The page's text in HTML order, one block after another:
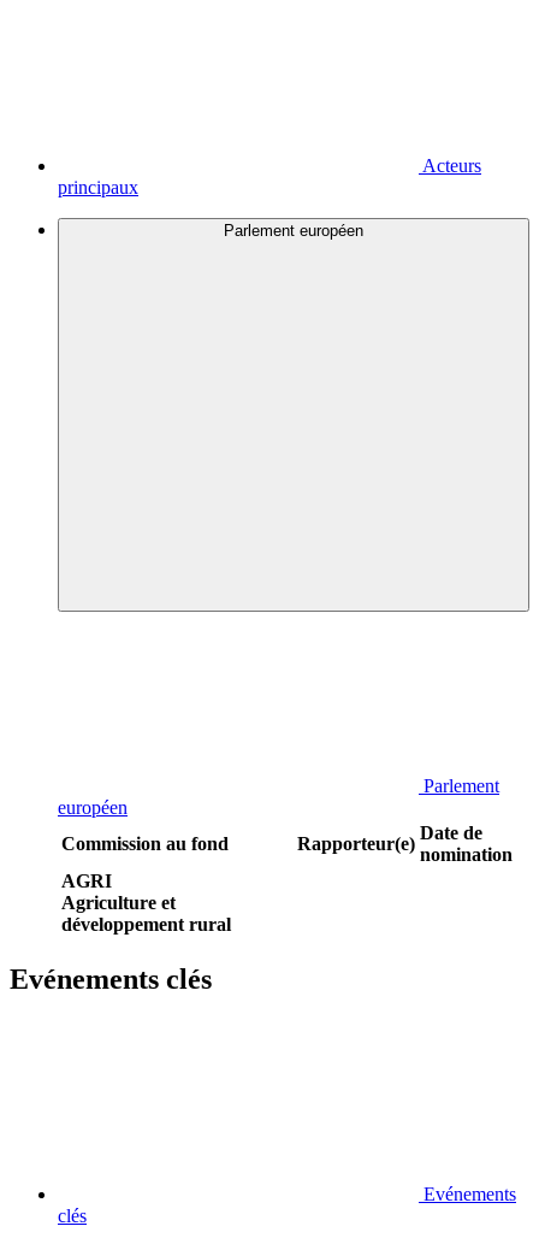
Acteurs
principaux
Parlement européen
Parlement
européen
Commission au fond
Rapporteur(e)
Date de
nomination
AGRI
Agriculture et
développement rural
Evénements clés
Evénements
clés